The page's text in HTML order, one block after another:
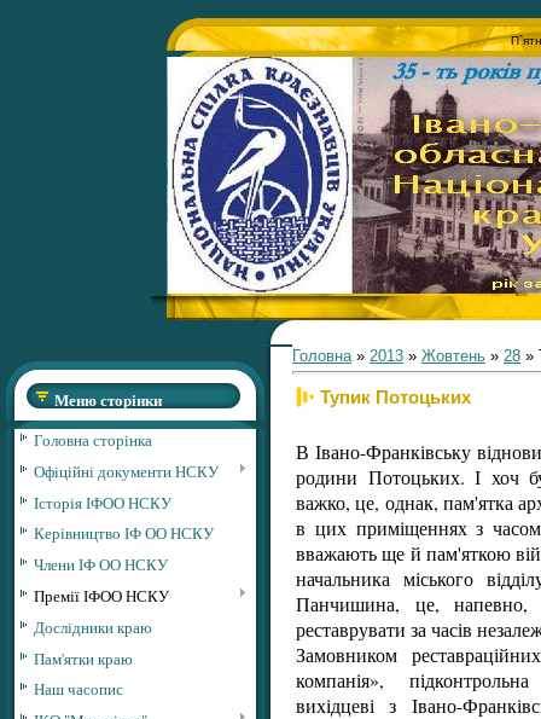
Меню сторінки
Головна сторінка
Офіційні документи НСКУ
Історія ІФОО НСКУ
Керівництво ІФ ОО НСКУ
Члени ІФ ОО НСКУ
Премії ІФОО НСКУ
Дослідники краю
Пам'ятки краю
Наш часопис
Головна» 2013 » Жовтень » 28 »
Тупик Потоцьких
В Івано-Франківську
родини Потоцьких. І хоч
важко, це, однак, пам'ятка
в цих приміщеннях з
вважають ще й пам'яткою
начальника міського
Панчишина, це, напевно,
реставрувати за часів
Замовником
компанія»,
вихідцеві з Івано-